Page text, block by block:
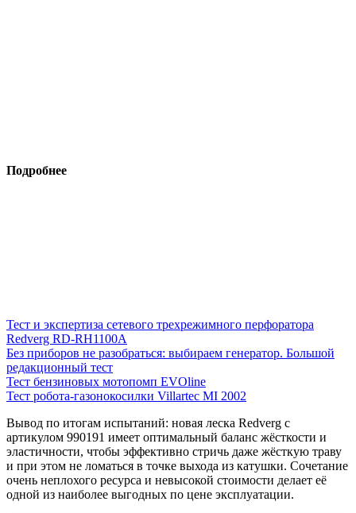
Подробнее
Тест и экспертиза сетевого трехрежимного перфоратора
Redverg RD-RH1100A
Без приборов не разобраться: выбираем генератор. Большой
редакционный тест
Тест бензиновых мотопомп EVOline
Тест робота-газонокосилки Villartec MI 2002
Вывод по итогам испытаний: новая леска Redverg с
артикулом 990191 имеет оптимальный баланс жёсткости и
эластичности, чтобы эффективно стричь даже жёсткую траву
и при этом не ломаться в точке выхода из катушки. Сочетание
очень неплохого ресурса и невысокой стоимости делает её
одной из наиболее выгодных по цене эксплуатации.